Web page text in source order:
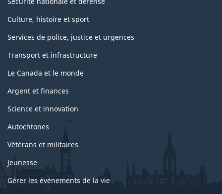
p
a
g
e
Culture, histoire et sport
Services de police, justice et urgences
Transport et infrastructure
Le Canada et le monde
Argent et finances
Science et innovation
Autochtones
Vétérans et militaires
Jeunesse
Gérer les événements de la vie